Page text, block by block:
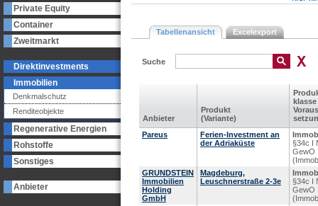
Private Equity
Container
Zweitmarkt
Direktinvestments
Immobilien
Denkmalschutz
Renditeobjekte
Regenerative Energien
Rohstoffe
Sonstiges
Anbieter
Tabellenansicht Excelexport
Suche
Anbieter
Produkt
(Variante)
klasse
Pareus
Ferien-Investment an
der Adriaküste
§34c I
GewO
GRUNDSTEIN
Immobilien
Holding
GmbH
Magdeburg,
Leuschnerstraße 2-3e
§34c I
GewO